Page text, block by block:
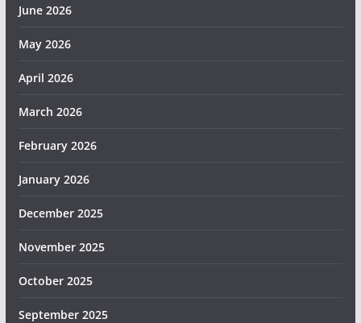
June 2026
May 2026
April 2026
March 2026
February 2026
January 2026
December 2025
November 2025
October 2025
September 2025